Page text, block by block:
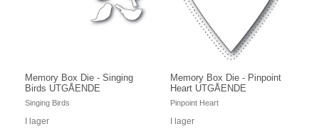
Memory Box Die - Singing
Birds UTGÅENDE
Singing Birds
I lager
Memory Box Die - Pinpoint
Heart UTGÅENDE
Pinpoint Heart
I lager